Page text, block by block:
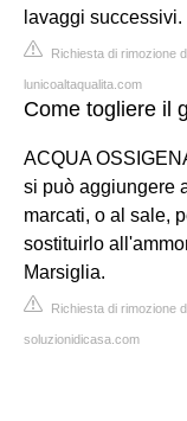
lavaggi successivi.
Richiesta di rimozione
lunicoaltaqualita.com
Come togliere il
ACQUA
si può aggiungere
marcati, o al sale,
sostituirlo
Marsiglia.
Richiesta di rimozione
soluzionidicasa.com